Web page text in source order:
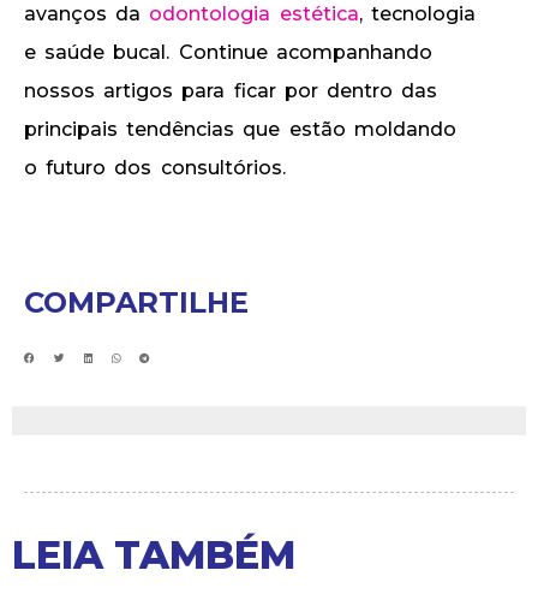
avanços da odontologia estética, tecnologia
e saúde bucal. Continue acompanhando
nossos artigos para ficar por dentro das
principais tendências que estão moldando
o futuro dos consultórios.
COMPARTILHE
LEIA TAMBÉM